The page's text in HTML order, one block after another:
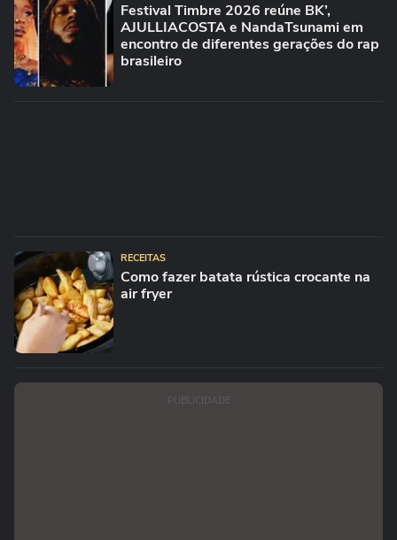
Festival Timbre 2026 reúne BK’,
AJULLIACOSTA e NandaTsunami em
encontro de diferentes gerações do rap
brasileiro
RECEITAS
Como fazer batata rústica crocante na
air fryer
PUBLICIDADE